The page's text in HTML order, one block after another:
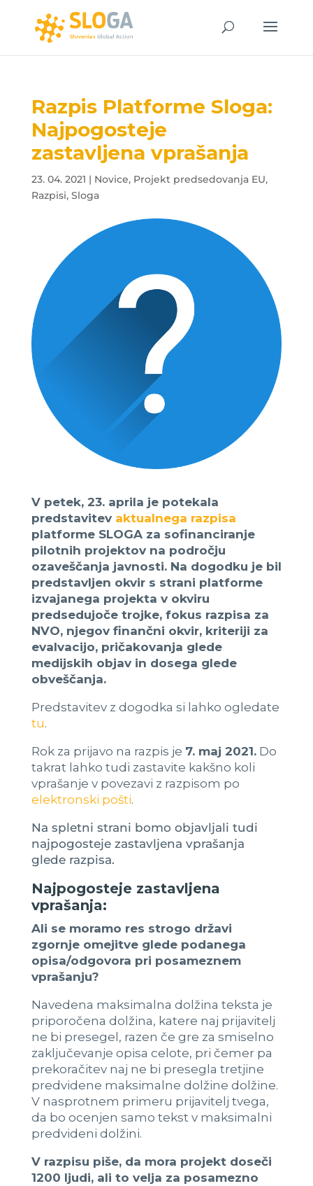
Razpis Platforme Sloga:
Najpogosteje
zastavljena vprašanja
23. 04. 2021 | Novice, Projekt predsedovanja EU,
Razpisi, Sloga
V petek, 23. aprila je potekala
predstavitev aktualnega razpisa
platforme SLOGA za sofinanciranje
pilotnih projektov na področju
ozaveščanja javnosti. Na dogodku je bil
predstavljen okvir s strani platforme
izvajanega projekta v okviru
predsedujoče trojke, fokus razpisa za
NVO, njegov finančni okvir, kriteriji za
evalvacijo, pričakovanja glede
medijskih objav in dosega glede
obveščanja.
Predstavitev z dogodka si lahko ogledate
tu.
Rok za prijavo na razpis je 7. maj 2021.Do
takrat lahko tudi zastavite kakšno koli
vprašanje v povezavi z razpisom po
elektronski pošti.
Na spletni strani bomo objavljali tudi
najpogosteje zastavljena vprašanja
glede razpisa.
Najpogosteje zastavljena
vprašanja:
Ali se moramo res strogo državi
zgornje omejitve glede podanega
opisa/odgovora pri posameznem
vprašanju?
Navedena maksimalna dolžina teksta je
priporočena dolžina, katere naj prijavitelj
ne bi presegel, razen če gre za smiselno
zaključevanje opisa celote, pri čemer pa
prekoračitev naj ne bi presegla tretjine
predvidene maksimalne dolžine dolžine.
V nasprotnem primeru prijavitelj tvega,
da bo ocenjen samo tekst v maksimalni
predvideni dolžini.
V razpisu piše, da mora projekt doseči
1200 ljudi, ali to velja za posamezno